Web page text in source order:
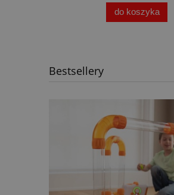
do koszyka
Bestsellery